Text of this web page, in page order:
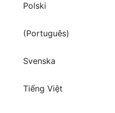
Polski
(Português)
Svenska
Tiếng Việt